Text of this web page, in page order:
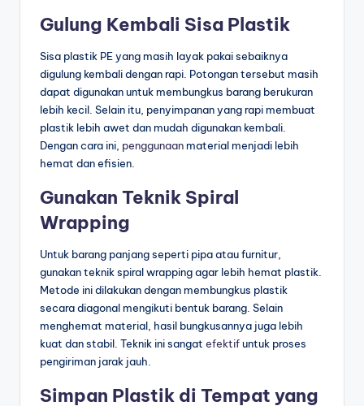
Gulung Kembali Sisa Plastik
Sisa plastik PE yang masih layak pakai sebaiknya
digulung kembali dengan rapi. Potongan tersebut masih
dapat digunakan untuk membungkus barang berukuran
lebih kecil. Selain itu, penyimpanan yang rapi membuat
plastik lebih awet dan mudah digunakan kembali.
Dengan cara ini, penggunaanmaterial menjadi lebih
hemat dan efisien.
Gunakan Teknik Spiral
Wrapping
Untuk barang panjang seperti pipa atau furnitur,
gunakan teknik spiral wrapping agar lebih hemat plastik.
Metode ini dilakukan dengan membungkus plastik
secara diagonal mengikuti bentuk barang. Selain
menghemat material, hasil bungkusannya juga lebih
kuat dan stabil. Teknik ini sangat efektifuntuk proses
pengiriman jarak jauh.
Simpan Plastik di Tempat yang